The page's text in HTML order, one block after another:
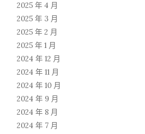
2025 年 4 月
2025 年 3 月
2025 年 2 月
2025 年 1 月
2024 年 12 月
2024 年 11 月
2024 年 10 月
2024 年 9 月
2024 年 8 月
2024 年 7 月